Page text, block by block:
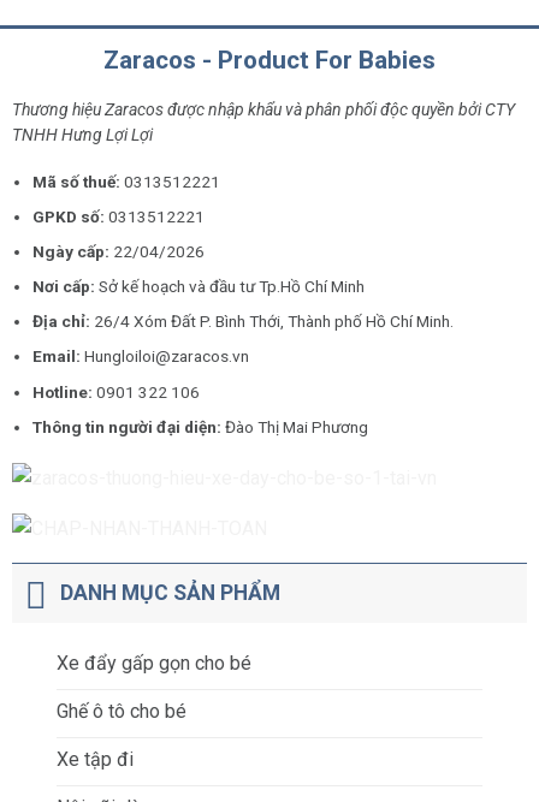
Zaracos - Product For Babies
Thương hiệu Zaracos được nhập khẩu và phân phối độc quyền bởi CTY
TNHH Hưng Lợi Lợi
Mã số thuế: 0313512221
GPKD số:0313512221
Ngày cấp: 22/04/2026
Nơi cấp:Sở kế hoạch và đầu tư Tp.Hồ Chí Minh
Địa chỉ: 26/4 Xóm Đất P. Bình Thới, Thành phố Hồ Chí Minh.
Email:Hungloiloi@zaracos.vn
Hotline:0901 322 106
Thông tin người đại diện:Đào Thị Mai Phương
DANH MỤC SẢN PHẨM
Xe đẩy gấp gọn cho bé
Ghế ô tô cho bé
Xe tập đi